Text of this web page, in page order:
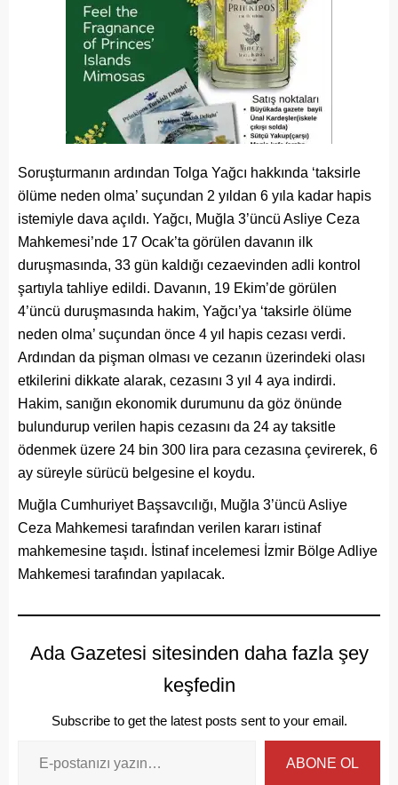
Soruşturmanın ardından Tolga Yağcı hakkında ‘taksirle
ölüme neden olma’ suçundan 2 yıldan 6 yıla kadar hapis
istemiyle dava açıldı. Yağcı, Muğla 3’üncü Asliye Ceza
Mahkemesi’nde 17 Ocak’ta görülen davanın ilk
duruşmasında, 33 gün kaldığı cezaevinden adli kontrol
şartıyla tahliye edildi. Davanın, 19 Ekim’de görülen
4’üncü duruşmasında hakim, Yağcı’ya ‘taksirle ölüme
neden olma’ suçundan önce 4 yıl hapis cezası verdi.
Ardından da pişman olması ve cezanın üzerindeki olası
etkilerini dikkate alarak, cezasını 3 yıl 4 aya indirdi.
Hakim, sanığın ekonomik durumunu da göz önünde
bulundurup verilen hapis cezasını da 24 ay taksitle
ödenmek üzere 24 bin 300 lira para cezasına çevirerek, 6
ay süreyle sürücü belgesine el koydu.
Muğla Cumhuriyet Başsavcılığı, Muğla 3’üncü Asliye
Ceza Mahkemesi tarafından verilen kararı istinaf
mahkemesine taşıdı. İstinaf incelemesi İzmir Bölge Adliye
Mahkemesi tarafından yapılacak.
Ada Gazetesi sitesinden daha fazla şey
keşfedin
Subscribe to get the latest posts sent to your email.
ABONE OL